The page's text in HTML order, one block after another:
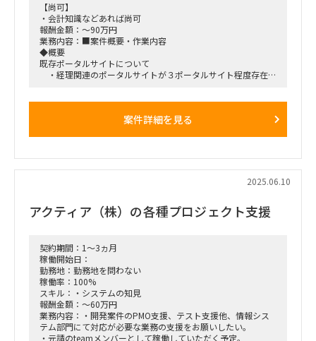
【尚可】
・会計知識などあれば尚可
報酬金額：～90万円
業務内容：■案件概要・作業内容
◆概要
既存ポータルサイトについて
・経理関連のポータルサイトが３ポータルサイト程度存在し
・関連システムのマニュアルも格納されているが古いデー
・複数のポータルサイトを統合して再構築、AIも搭載しユー
◆スケジュール
2025年4月-5月中旬：業務要件定義
2025年4月-9月 ：設計・構築・テスト
2025年10月-12月 ：運用テスト・教育
※すでにプロジェクトスタートしており、手続き完了次第の
参画希望
■作業工程
作業工程全般を通してのベンダーコントロール、主管部門調整
■勤務地情報
案件詳細を見る
2025.06.10
アクティア（株）の各種プロジェクト支援
契約期間：1～3ヵ月
稼働開始日：
勤務地：勤務地を問わない
稼働率：100%
スキル：・システムの知見
報酬金額：～60万円
業務内容：・開発案件のPMO支援、テスト支援他、情報シス
テム部門にて対応が必要な業務の支援をお願いしたい。
・元請のteamメンバーとして稼働していただく予定。